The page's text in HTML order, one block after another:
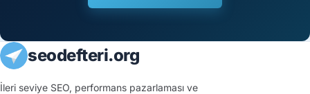
seodefteri.org
İleri seviye SEO, performans pazarlaması ve